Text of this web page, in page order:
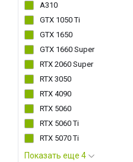
A310
GTX 1050 Ti
GTX 1650
GTX 1660 Super
RTX 2060 Super
RTX 3050
RTX 4090
RTX 5060
RTX 5060 Ti
RTX 5070 Ti
Показать еще 4